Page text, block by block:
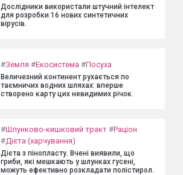
Дослідники використали штучний інтелект
для розробки 16 нових синтетичних
вірусів.
#Земля #Екосистема #Посуха
Величезний континент рухається по
таємничих водних шляхах: вперше
створено карту цих невидимих річок.
#Шлунково-кишковий тракт #Раціон
#Дієта (харчування)
Дієта з пінопласту. Вчені виявили, що
гриби, які мешкають у шлунках гусені,
можуть ефективно розкладати полістирол.